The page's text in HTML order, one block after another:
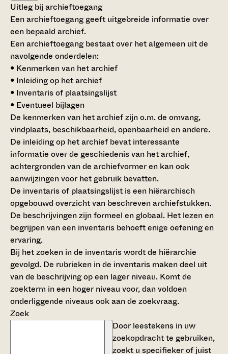
Uitleg bij archieftoegang
Een archieftoegang geeft uitgebreide informatie over
een bepaald archief.
Een archieftoegang bestaat over het algemeen uit de
navolgende onderdelen:
• Kenmerken van het archief
• Inleiding op het archief
• Inventaris of plaatsingslijst
• Eventueel bijlagen
De kenmerken van het archief zijn o.m. de omvang,
vindplaats, beschikbaarheid, openbaarheid en andere.
De inleiding op het archief bevat interessante
informatie over de geschiedenis van het archief,
achtergronden van de archiefvormer en kan ook
aanwijzingen voor het gebruik bevatten.
De inventaris of plaatsingslijst is een hiërarchisch
opgebouwd overzicht van beschreven archiefstukken.
De beschrijvingen zijn formeel en globaal. Het lezen en
begrijpen van een inventaris behoeft enige oefening en
ervaring.
Bij het zoeken in de inventaris wordt de hiërarchie
gevolgd. De rubrieken in de inventaris maken deel uit
van de beschrijving op een lager niveau. Komt de
zoekterm in een hoger niveau voor, dan voldoen
onderliggende niveaus ook aan de zoekvraag.
Zoek
Door leestekens in uw
zoekopdracht te gebruiken,
zoekt u specifieker of juist